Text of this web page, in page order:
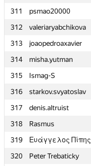
311
psmao20000
312
valeriaryabchikova
313
joaopedroaxavier
314
misha.yutman
315
Ismag-S
316
starkov.svyatoslav
317
denis.altruist
318
Rasmus
319
Ευάγγελος Πίπης
320
Peter Trebaticky
311
psmao20000
312
valeriaryabchikova
313
joaopedroaxavier
314
misha.yutman
315
Ismag-S
316
starkov.svyatoslav
317
denis.altruist
318
Rasmus
319
Ευάγγελος Πίπης
320
Peter Trebaticky